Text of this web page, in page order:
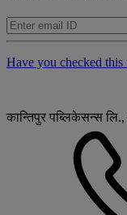
Have you checked this
कान्तिपुर पब्लिकेसन्स